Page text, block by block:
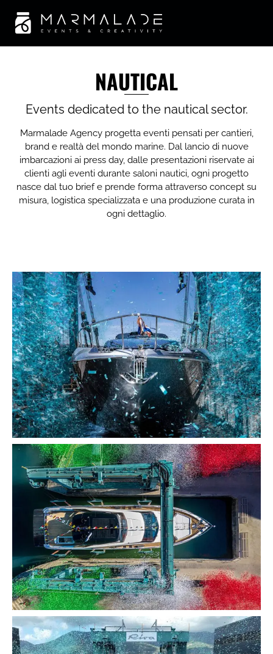
NAUTICAL
Events dedicated to the nautical sector.
Marmalade Agency progetta eventi pensati per cantieri,
brand e realtà del mondo marine. Dal lancio di nuove
imbarcazioni ai press day, dalle presentazioni riservate ai
clienti agli eventi durante saloni nautici, ogni progetto
nasce dal tuo brief e prende forma attraverso concept su
misura, logistica specializzata e una produzione curata in
ogni dettaglio.